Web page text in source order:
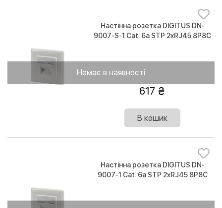
Немає в наявності
Настінна розетка DIGITUS DN-
9007-S-1 Cat. 6a STP 2xRJ45 8P8C
617
В кошик
Настінна розетка DIGITUS DN-
9007-1 Cat. 6a STP 2xRJ45 8P8C